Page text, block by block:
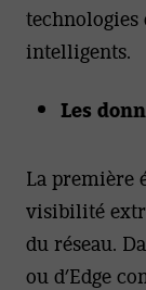
technologies
intelligents.
Les
La première
visibilité
du réseau.
ou d’Edge